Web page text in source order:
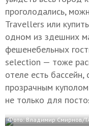
проголодались,
Travellers или
одном из здешних
фешенебельных
selection — тоже
отеле есть
прозрачным
не только для
Фото: Владимир Смирнов/